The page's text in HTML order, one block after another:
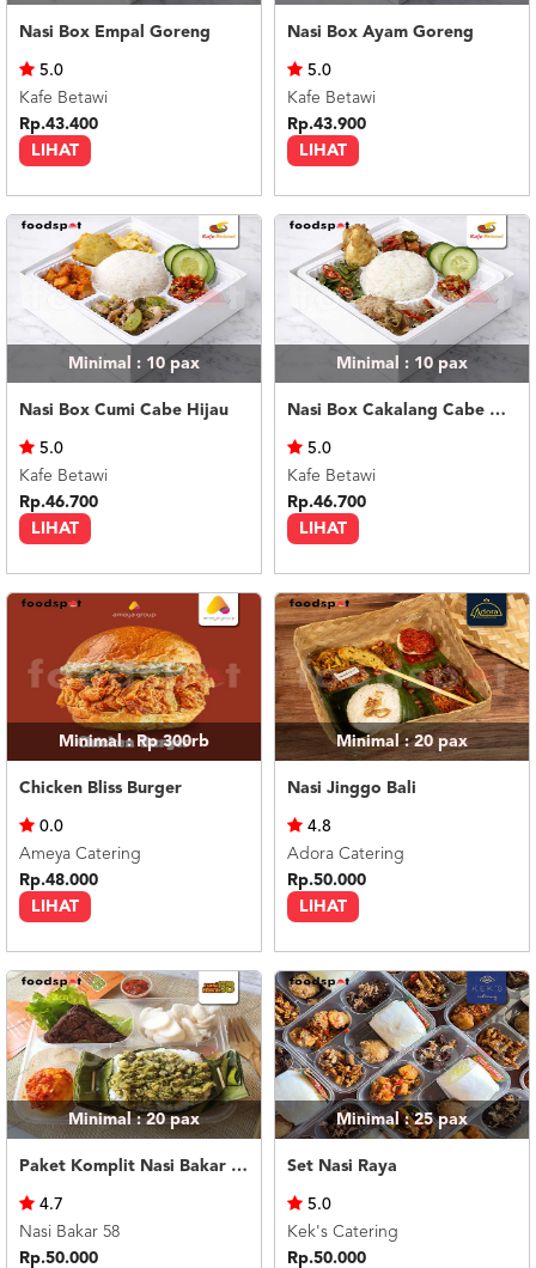
Nasi Box Empal Goreng
LIHAT
5.0
Kafe Betawi
Rp.43.400
Nasi Box Ayam Goreng
LIHAT
5.0
Kafe Betawi
Rp.43.900
Minimal : 10pax
Nasi Box Cumi Cabe Hijau
LIHAT
5.0
Kafe Betawi
Rp.46.700
Minimal : 10pax
Nasi Box Cakalang Cabe Hijau
LIHAT
5.0
Kafe Betawi
Rp.46.700
Minimal : Rp 300rb
Chicken Bliss Burger
LIHAT
0.0
Ameya Catering
Rp.48.000
Minimal : 20pax
Nasi Jinggo Bali
LIHAT
4.8
Adora Catering
Rp.50.000
Minimal : 20pax
Paket Komplit Nasi Bakar Ayam Cabe Ijo
4.7
Nasi Bakar 58
Rp.50.000
Minimal : 25pax
Set Nasi Raya
5.0
Kek's Catering
Rp.50.000